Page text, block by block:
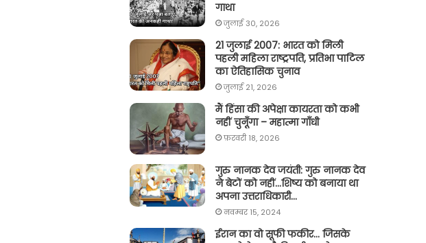
गाथा
जुलाई 30, 2026
21 जुलाई 2007: भारत को मिली
पहली महिला राष्ट्रपति, प्रतिभा पाटिल
का ऐतिहासिक चुनाव
जुलाई 21, 2026
मैं हिंसा की अपेक्षा कायरता को कभी
नहीं चुनूँगा – महात्मा गाँधी
फ़रवरी 18, 2026
गुरु नानक देव जयंती: गुरु नानक देव
ने बेटों को नहीं…शिष्य को बनाया था
अपना उत्तराधिकारी…
नवम्बर 15, 2024
ईरान का वो सूफी फकीर… जिसके